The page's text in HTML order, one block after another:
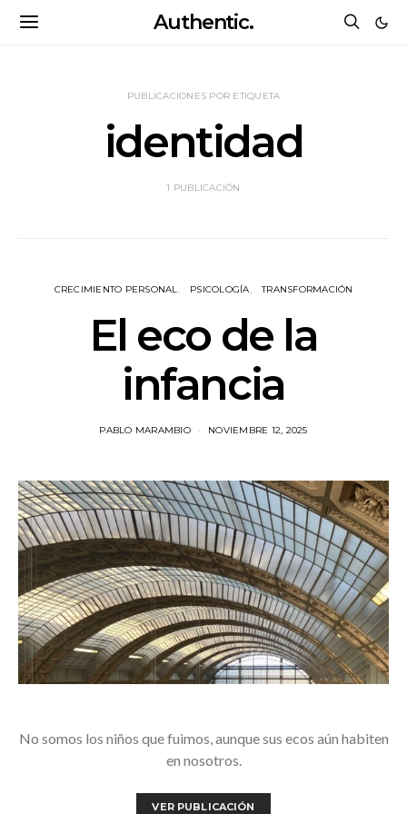
Authentic.
PUBLICACIONES POR ETIQUETA
identidad
1 PUBLICACIÓN
CRECIMIENTO PERSONAL PSICOLOGÍA TRANSFORMACIÓN
El eco de la
infancia
PABLO MARAMBIO NOVIEMBRE 12, 2025
No somos los niños que fuimos, aunque sus ecos aún habiten
en nosotros.
VER PUBLICACIÓN